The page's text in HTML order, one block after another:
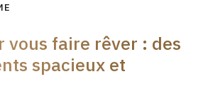
vous faire rêver : des
spacieux et